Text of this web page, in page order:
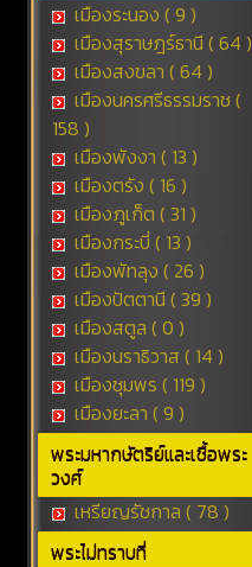
เมืองระนอง ( 9 )
เมืองสุราษฎร์ธานี ( 64 )
เมืองสงขลา ( 64 )
เมืองนครศรีธรรมราช (
158 )
เมืองพังงา ( 13 )
เมืองตรัง ( 16 )
เมืองภูเก็ต ( 31 )
เมืองกระบี่ ( 13 )
เมืองพัทลุง ( 26 )
เมืองปัตตานี ( 39 )
เมืองสตูล ( 0 )
เมืองนราธิวาส ( 14 )
เมืองชุมพร ( 119 )
เมืองยะลา ( 9 )
พระมหากษัตริย์และเชื้อพระ
วงศ์
เหรียญรัชกาล ( 78 )
พระไม่ทราบที่